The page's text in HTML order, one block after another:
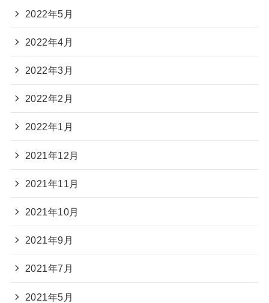
2022年5月
2022年4月
2022年3月
2022年2月
2022年1月
2021年12月
2021年11月
2021年10月
2021年9月
2021年7月
2021年5月